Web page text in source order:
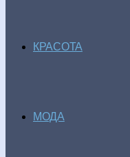
КРАСОТА
МОДА